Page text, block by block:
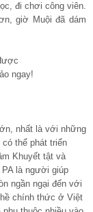
đi chơi công viên.
giờ Muội đã dám
ngay!
nhất là với những
thể phát triển
Khuyết tật và
PA là người giúp
ngần ngại đến với
chính thức ở Việt